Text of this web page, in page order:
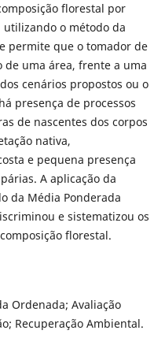
florestal por
o método da
permite que o tomador de
de uma área, frente a uma
cenários propostos ou o
presença de processos
de nascentes dos corpos
nativa,
e pequena presença
A aplicação da
da Média Ponderada
e sistematizou os
florestal.
Ordenada; Avaliação
Recuperação Ambiental.